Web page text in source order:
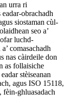
urra ri
obrachadh
siostaman cùl-
seo a’
luchd-
comasachadh
nas càirdeile don
as follaisiche
stèiseanan
agus ISO 15118,
fèin-ghluasadach